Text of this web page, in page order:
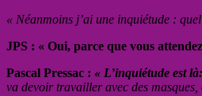
« Néanmoins j’ai une inquiétude :
JPS : « Oui, parce que vous
Pascal Pressac : « L’inquiétude est
va devoir travailler avec des masques,